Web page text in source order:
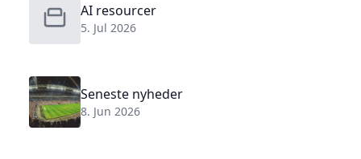
AI resourcer
5. Jul 2026
Seneste nyheder
8. Jun 2026